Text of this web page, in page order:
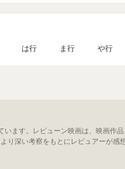
は行 ま行 や行
ます。レビューン映画は、映画作
り深い考察をもとにレビュアーが感